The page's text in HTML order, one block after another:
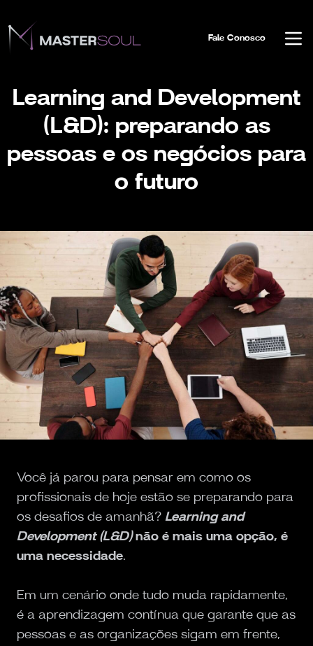
Fale Conosco
Learning and Development
(L&D): preparando as
pessoas e os negócios para
o futuro
Você já parou para pensar em como os
profissionais de hoje estão se preparando para
os desafios de amanhã? Learning and
Development (L&D)não é mais uma opção, é
uma necessidade.
Em um cenário onde tudo muda rapidamente,
é a aprendizagem contínua que garante que as
pessoas e as organizações sigam em frente,